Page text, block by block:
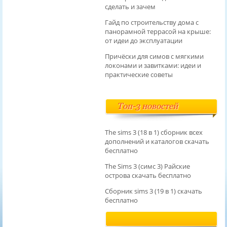
сделать и зачем
Гайд по строительству дома с
панорамной террасой на крыше:
от идеи до эксплуатации
Причёски для симов с мягкими
локонами и завитками: идеи и
практические советы
Топ-3 новостей
The sims 3 (18 в 1) сборник всех
дополнений и каталогов скачать
бесплатно
The Sims 3 (симс 3) Райские
острова скачать бесплатно
Сборник sims 3 (19 в 1) скачать
бесплатно